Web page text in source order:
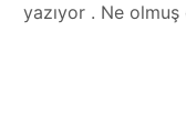
yazıyor . Ne